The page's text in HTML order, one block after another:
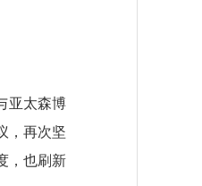
亚太森博
，再次坚
，也刷新